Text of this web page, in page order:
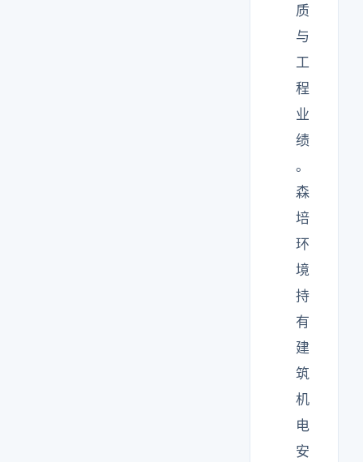
质
与
工
程
业
绩
。
森
培
环
境
持
有
建
筑
机
电
安